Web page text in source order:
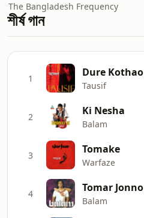
The Bangladesh Frequency
শীর্ষ গান
1 Dure Kothao
Tausif
2 Ki Nesha
Balam
3 Tomake
Warfaze
4 Tomar Jonno
Balam